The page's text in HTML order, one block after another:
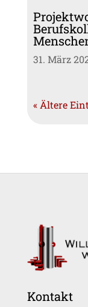
31. März
« Ältere
Kontakt